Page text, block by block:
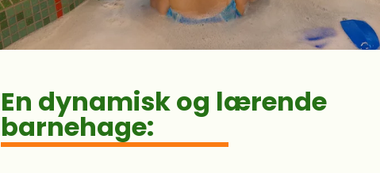
En dynamisk og lærende
barnehage: